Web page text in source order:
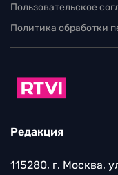
Пользовательское
Политика обработки
Редакция
115280, г. Москва,